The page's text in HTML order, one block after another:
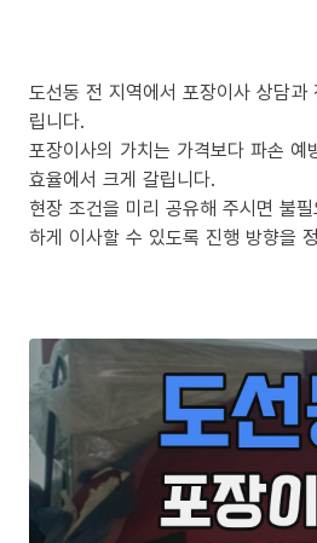
도선동 전 지역에서 포장이사 상담과
립니다.
포장이사의 가치는 가격보다 파손 예
효율에서 크게 갈립니다.
현장 조건을 미리 공유해 주시면 불
하게 이사할 수 있도록 진행 방향을